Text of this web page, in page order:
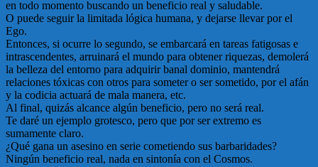
en todo momento buscando un beneficio real y saludable.
O puede seguir la limitada lógica humana, y dejarse llevar por el
Ego.
Entonces, si ocurre lo segundo, se embarcará en tareas fatigosas e
intrascendentes, arruinará el mundo para obtener riquezas, demolerá
la belleza del entorno para adquirir banal dominio, mantendrá
relaciones tóxicas con otros para someter o ser sometido, por el afán
y la codicia actuará de mala manera, etc.
Al final, quizás alcance algún beneficio, pero no será real.
Te daré un ejemplo grotesco, pero que por ser extremo es
sumamente claro.
¿Qué gana un asesino en serie cometiendo sus barbaridades?
Ningún beneficio real, nada en sintonía con el Cosmos.